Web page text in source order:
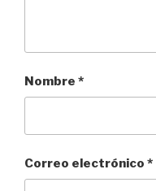
Nombre *
Correo electrónico *